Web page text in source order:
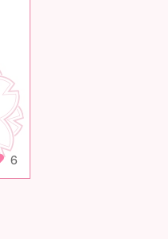
6